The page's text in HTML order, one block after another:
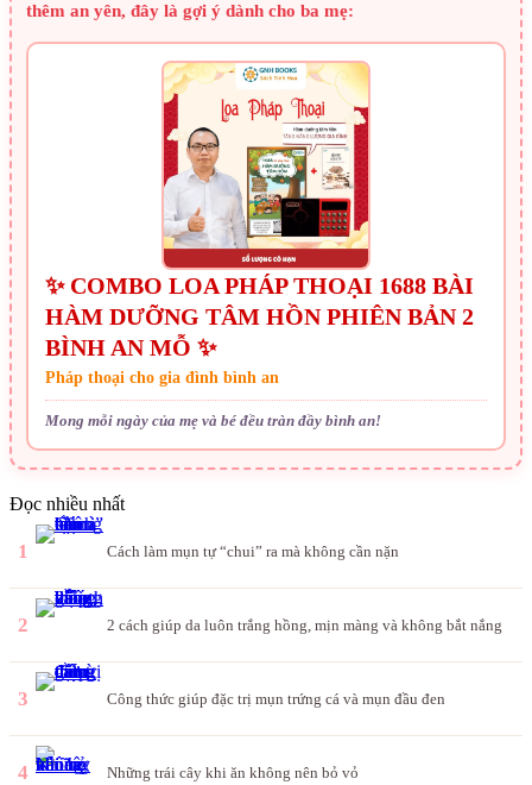
thêm an yên, đây là gợi ý dành cho ba mẹ:
✨ COMBO LOA PHÁP THOẠI 1688 BÀI
HÀM DƯỠNG TÂM HỒN PHIÊN BẢN 2
BÌNH AN MỖ ✨
Pháp thoại cho gia đình bình an
Mong mỗi ngày của mẹ và bé đều tràn đầy bình an!
Đọc nhiều nhất
1 Cách làm mụn tự “chui” ra mà không cần nặn
2 2 cách giúp da luôn trắng hồng, mịn màng và không bắt nắng
3 Công thức giúp đặc trị mụn trứng cá và mụn đầu đen
4 Những trái cây khi ăn không nên bỏ vỏ